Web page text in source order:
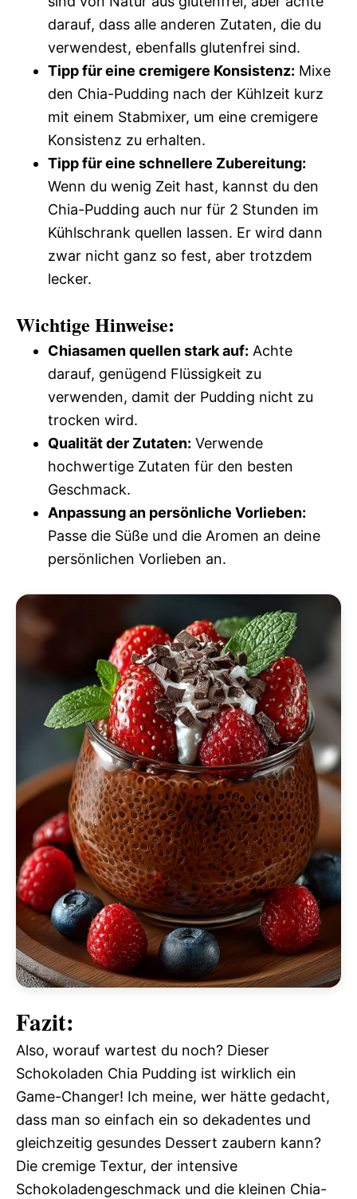
darauf, dass alle anderen Zutaten, die du
verwendest, ebenfalls glutenfrei sind.
Tipp für eine cremigere Konsistenz: Mixe
den Chia-Pudding nach der Kühlzeit kurz
mit einem Stabmixer, um eine cremigere
Konsistenz zu erhalten.
Tipp für eine schnellere Zubereitung:
Wenn du wenig Zeit hast, kannst du den
Chia-Pudding auch nur für 2 Stunden im
Kühlschrank quellen lassen. Er wird dann
zwar nicht ganz so fest, aber trotzdem
lecker.
Wichtige Hinweise:
Chiasamen quellen stark auf: Achte
darauf, genügend Flüssigkeit zu
verwenden, damit der Pudding nicht zu
trocken wird.
Qualität der Zutaten: Verwende
hochwertige Zutaten für den besten
Geschmack.
Anpassung an persönliche Vorlieben:
Passe die Süße und die Aromen an deine
persönlichen Vorlieben an.
Fazit:
Also, worauf wartest du noch? Dieser
Schokoladen Chia Pudding ist wirklich ein
Game-Changer! Ich meine, wer hätte gedacht,
dass man so einfach ein so dekadentes und
gleichzeitig gesundes Dessert zaubern kann?
Die cremige Textur, der intensive
Schokoladengeschmack und die kleinen Chia-